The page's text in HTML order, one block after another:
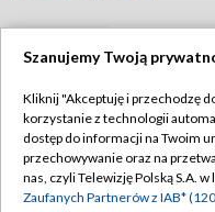
Szanujemy Twoją
Kliknij "Akceptuję i przechodzę
korzystanie z technologii
dostęp do informacji na Twoim
przechowywanie oraz na
nas, czyli Telewizję Polską S.A.
Zaufanych Partnerów z IAB*